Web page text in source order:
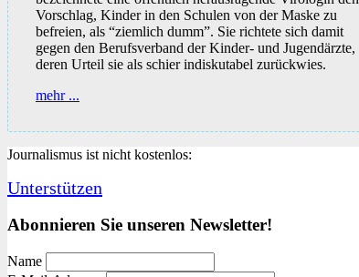
Vorschlag, Kinder in den Schulen von der Maske zu
befreien, als “ziemlich dumm”. Sie richtete sich damit
gegen den Berufsverband der Kinder- und Jugendärzte,
deren Urteil sie als schier indiskutabel zurückwies.
mehr ...
Journalismus ist nicht kostenlos:
Unterstützen
Abonnieren Sie unseren Newsletter!
Name